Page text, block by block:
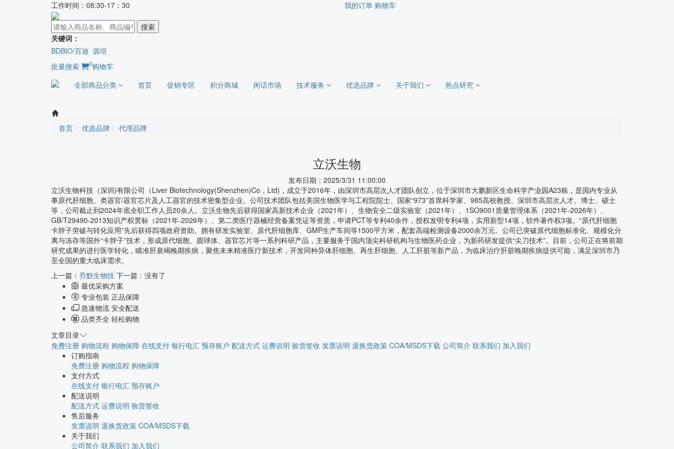
工作时间：08:30-17：30 我的订单 购物车
搜索
关键词：
BDBIO/百迪 源培
批量搜索
0购物车
全部商品分类
首页 促销专区 积分商城 闲话市场 技术服务 优选品牌 关于我们 热点研究
首页 优选品牌 代理品牌
立沃生物
发布日期：2025/3/31 11:00:00
立沃生物科技（深圳)有限公司（Liver Biotechnology(Shenzhen)Co，Ltd)，成立于2016年，由深圳市高层次人才团队创立，位于深圳市大鹏新区生命科学产业园A23栋，是国内专业从
事原代肝细胞、类器官/器官芯片及人工器官的技术密集型企业。公司技术团队包括美国生物医学与工程院院士、国家“973”首席科学家、985高校教授、深圳市高层次人才、博士、硕士
等，公司截止到2024年底全职工作人员20余人。立沃生物先后获得国家高新技术企业（2021年）、生物安全二级实验室（2021年）、1SO9001质量管理体系（2021年-2026年）、
GB/T29490-2013知识产权贯标（2021年-2026年）、第二类医疗器械经营备案凭证等资质，申请PCT等专利40余件，授权发明专利4项，实用新型14项，软件著作权3项。“原代肝细胞
卡脖子突破与转化应用”先后获得四项政府资助。拥有研发实验室、原代肝细胞库、GMP生产车间等1500平方米，配套高端检测设备2000余万元。公司已突破原代细胞标准化、规模化分
离与冻存等国外“卡脖子”技术，形成原代细胞、圆球体、器官芯片等一系列科研产品，主要服务于国内顶尖科研机构与生物医药企业，为新药研发提供“尖刀技术”。目前，公司正在将前期
研究成果的进行医学转化，瞄准肝衰竭晚期疾病，聚焦未来精准医疗新技术，开发同种异体肝细胞、再生肝细胞、人工肝脏等新产品，为临床治疗肝脏晚期疾病提供可能，满足深圳市乃
至全国的重大临床需求。
上一篇： 乔默生物技 下一篇：没有了
最优采购方案
专业包装 正品保障
急速物流 安全配送
品类齐全 轻松购物
文章目录
免费注册 购物流程 购物保障 在线支付 银行电汇 预存账户 配送方式 运费说明 验货签收 发票说明 退换货政策 COA/MSDS下载 公司简介 联系我们 加入我们
订购指南
免费注册 购物流程 购物保障
支付方式
在线支付 银行电汇 预存账户
配送说明
配送方式 运费说明 验货签收
售后服务
发票说明 退换货政策 COA/MSDS下载
关于我们
公司简介 联系我们 加入我们